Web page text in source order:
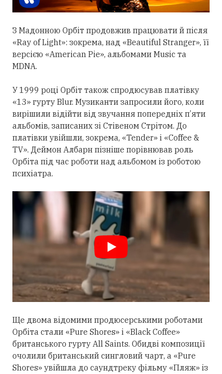
З Мадонною Орбіт продовжив працювати й після
«Ray of Light»: зокрема, над «Beautiful Stranger», її
версією «American Pie», альбомами Music та
MDNA.
У 1999 році Орбіт також спродюсував платівку
«13» гурту Blur. Музиканти запросили його, коли
вирішили відійти від звучання попередніх п’яти
альбомів, записаних зі Стівеном Стрітом. До
платівки увійшли, зокрема, «Tender» і «Coffee &
TV». Деймон Албарн пізніше порівнював роль
Орбіта під час роботи над альбомом із роботою
психіатра.
Ще двома відомими продюсерськими роботами
Орбіта стали «Pure Shores» і «Black Coffee»
британського гурту All Saints. Обидві композиції
очолили британський сингловий чарт, а «Pure
Shores» увійшла до саундтреку фільму «Пляж» із